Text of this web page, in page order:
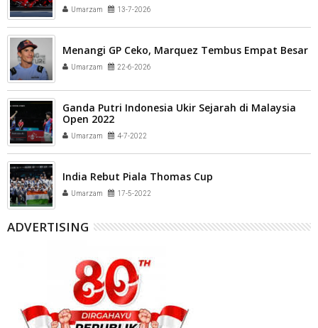
Umarzam 13-7-2026
Menangi GP Ceko, Marquez Tembus Empat Besar
Umarzam 22-6-2026
Ganda Putri Indonesia Ukir Sejarah di Malaysia
Open 2022
Umarzam 4-7-2022
India Rebut Piala Thomas Cup
Umarzam 17-5-2022
ADVERTISING